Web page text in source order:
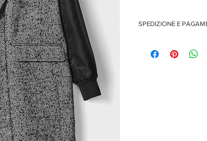
SPEDIZIONE E
Pagamenti sicuri con